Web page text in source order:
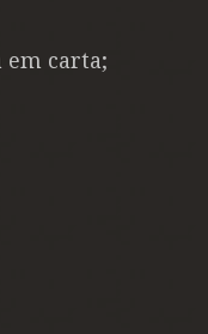
em carta;